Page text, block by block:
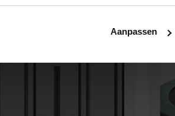
Aanpassen
interessant